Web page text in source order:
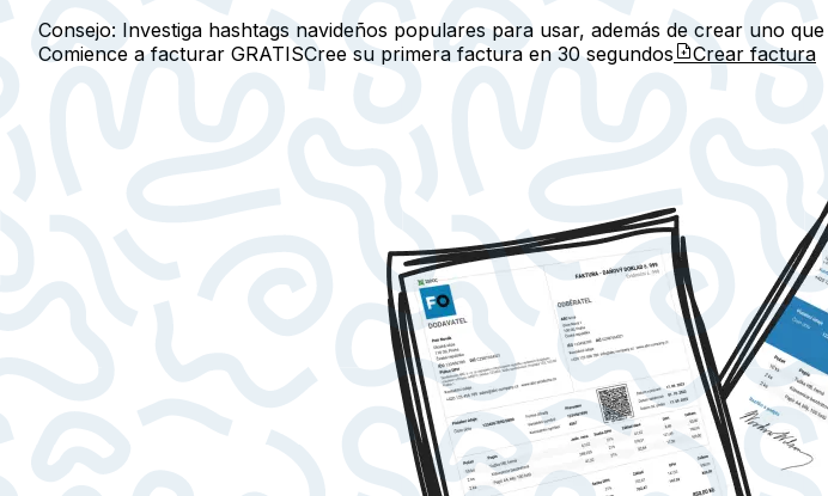
Consejo: Investiga hashtags navideños populares para usar, además de crear uno
Comience a facturar GRATISCree su primera factura en 30 segundos Crear factura